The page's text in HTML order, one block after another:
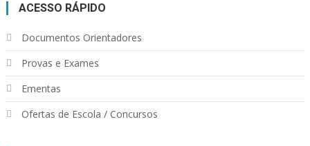
ACESSO RÁPIDO
Documentos Orientadores
Provas e Exames
Ementas
Ofertas de Escola / Concursos